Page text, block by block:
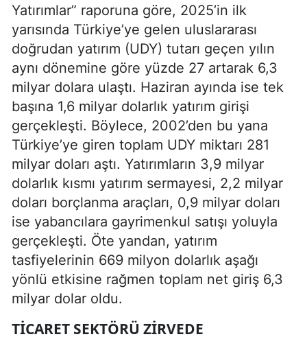
Yatırımlar” raporuna göre, 2025’in ilk
yarısında Türkiye’ye gelen uluslararası
doğrudan yatırım (UDY) tutarı geçen yılın
aynı dönemine göre yüzde 27 artarak 6,3
milyar dolara ulaştı. Haziran ayında ise tek
başına 1,6 milyar dolarlık yatırım girişi
gerçekleşti. Böylece, 2002’den bu yana
Türkiye’ye giren toplam UDY miktarı 281
milyar doları aştı. Yatırımların 3,9 milyar
dolarlık kısmı yatırım sermayesi, 2,2 milyar
doları borçlanma araçları, 0,9 milyar doları
ise yabancılara gayrimenkul satışı yoluyla
gerçekleşti. Öte yandan, yatırım
tasfiyelerinin 669 milyon dolarlık aşağı
yönlü etkisine rağmen toplam net giriş 6,3
milyar dolar oldu.
TICARET SEKTÖRÜ ZIRVEDE